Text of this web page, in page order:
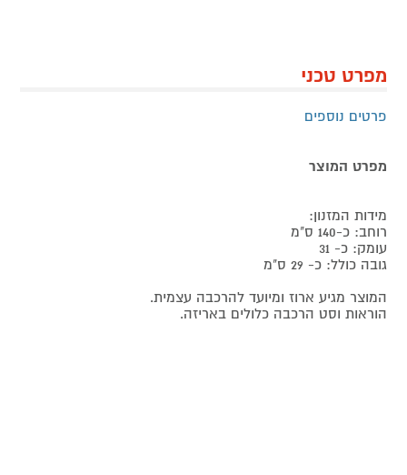
מפרט טכני
פרטים נוספים
מפרט המוצר
מידות המזנון:
רוחב: כ-140 ס"מ
עומק: כ- 31
גובה כולל: כ- 29 ס"מ
המוצר מגיע ארוז ומיועד להרכבה עצמית.
הוראות וסט הרכבה כלולים באריזה.